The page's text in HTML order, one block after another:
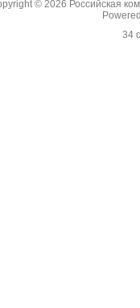
© 2026 Российская
34